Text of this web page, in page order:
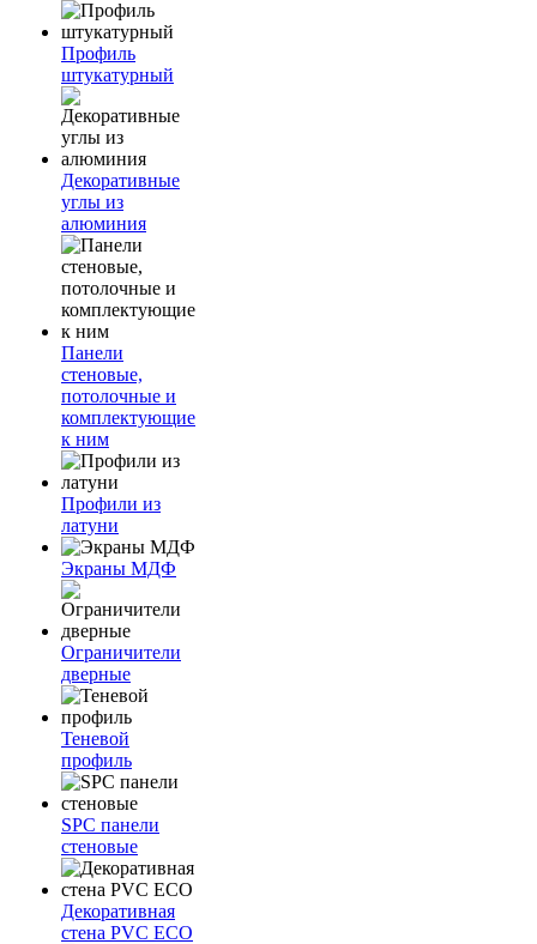
Профиль
штукатурный
Декоративные
углы из
алюминия
Панели
стеновые,
потолочные и
комплектующие
к ним
Профили из
латуни
Экраны МДФ
Ограничители
дверные
Теневой
профиль
SPC панели
стеновые
Декоративная
стена PVC ECO